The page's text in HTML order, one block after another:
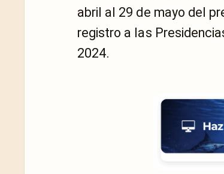
abril al 29 de mayo del
registro a las
2024.